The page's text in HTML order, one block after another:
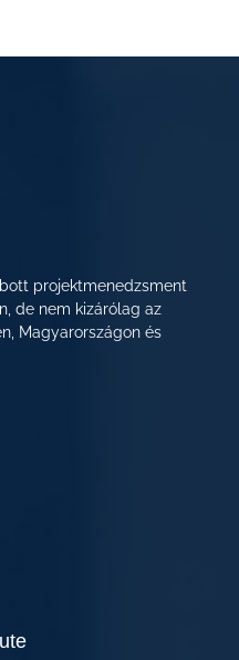
projektmenedzsment
de nem kizárólag az
Magyarországon és